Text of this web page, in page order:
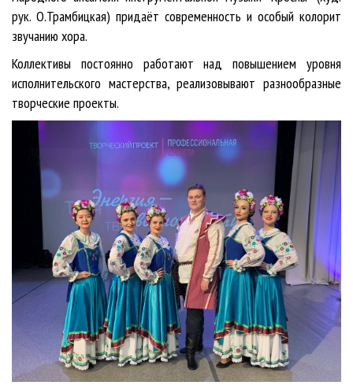
рук. О.Трамбицкая) придаёт современность и особый колорит
звучанию хора.
Коллективы постоянно работают над повышением уровня
исполнительского мастерства, реализовывают разнообразные
творческие проекты.